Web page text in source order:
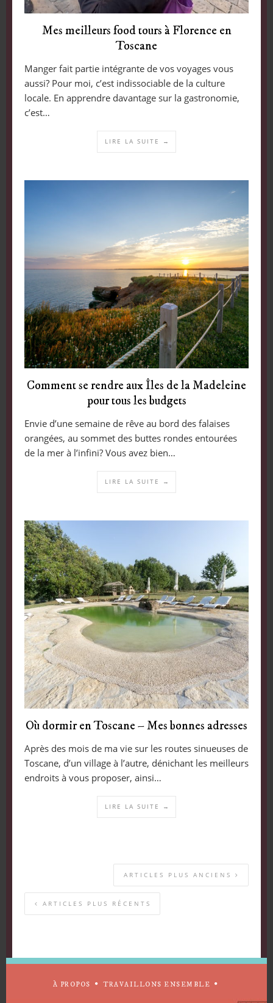
Mes meilleurs food tours à Florence en
Toscane
Manger fait partie intégrante de vos voyages vous
aussi? Pour moi, c’est indissociable de la culture
locale. En apprendre davantage sur la gastronomie,
c’est…
LIRE LA SUITE →
Comment se rendre aux Îles de la Madeleine
pour tous les budgets
Envie d’une semaine de rêve au bord des falaises
orangées, au sommet des buttes rondes entourées
de la mer à l’infini? Vous avez bien…
LIRE LA SUITE →
Où dormir en Toscane – Mes bonnes adresses
Après des mois de ma vie sur les routes sinueuses de
Toscane, d’un village à l’autre, dénichant les meilleurs
endroits à vous proposer, ainsi…
LIRE LA SUITE →
ARTICLES PLUS ANCIENS
ARTICLES PLUS RÉCENTS
À PROPOS TRAVAILLONS ENSEMBLE